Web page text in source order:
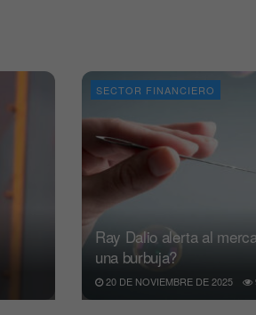
SECTOR FINANCIERO
Ray Dalio alerta al
una burbuja?
20 DE NOVIEMBRE DE 2025